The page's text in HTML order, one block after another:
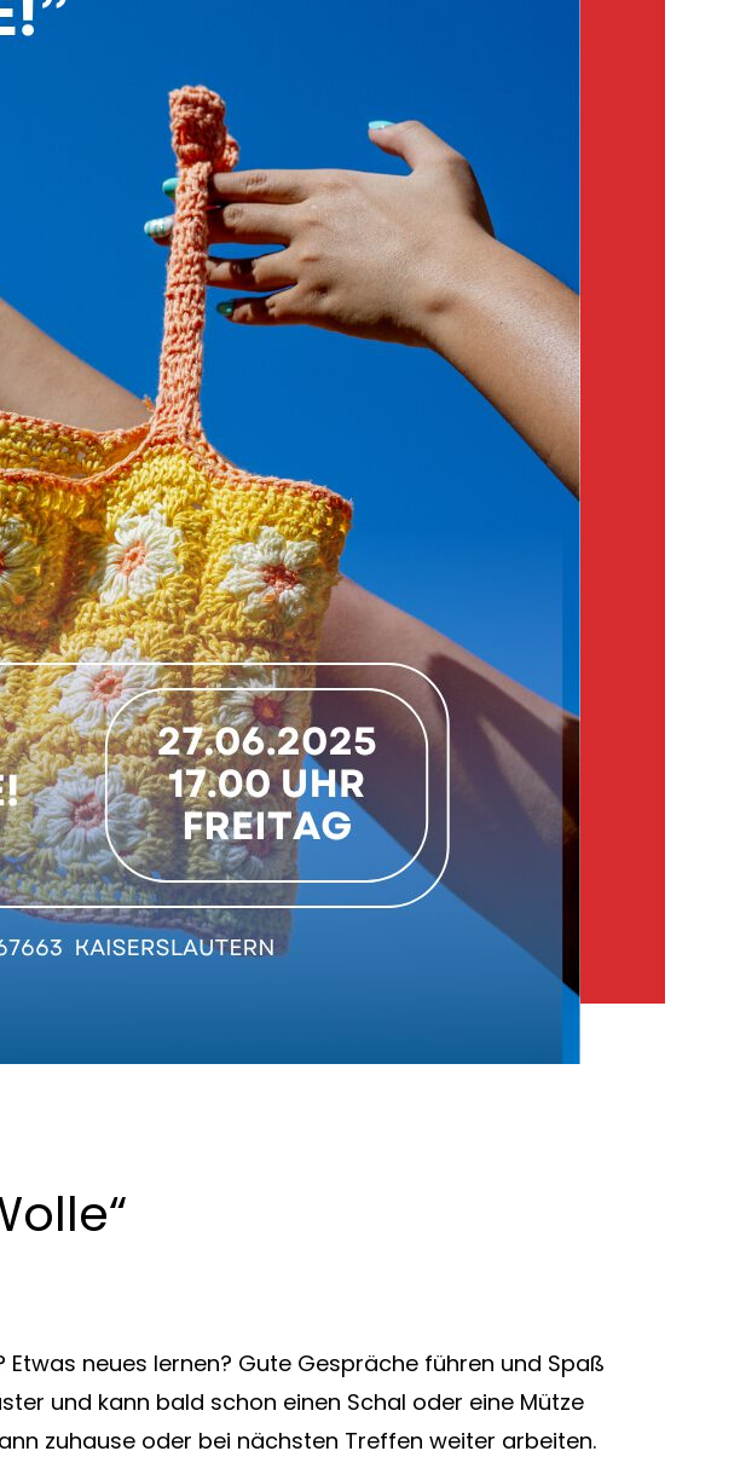
neues lernen? Gute Gespräche führen und Spaß
und kann bald schon einen Schal oder eine Mütze
zuhause oder bei nächsten Treffen weiter arbeiten.